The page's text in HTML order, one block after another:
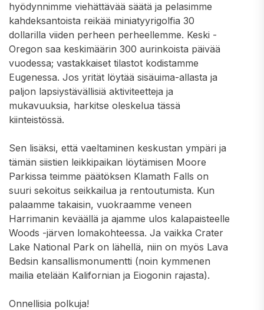
hyödynnimme viehättävää säätä ja pelasimme
kahdeksantoista reikää miniatyyrigolfia 30
dollarilla viiden perheen perheellemme. Keski -
Oregon saa keskimäärin 300 aurinkoista päivää
vuodessa; vastakkaiset tilastot kodistamme
Eugenessa. Jos yrität löytää sisäuima-allasta ja
paljon lapsiystävällisiä aktiviteetteja ja
mukavuuksia, harkitse oleskelua tässä
kiinteistössä.
Sen lisäksi, että vaeltaminen keskustan ympäri ja
tämän siistien leikkipaikan löytämisen Moore
Parkissa teimme päätöksen Klamath Falls on
suuri sekoitus seikkailua ja rentoutumista. Kun
palaamme takaisin, vuokraamme veneen
Harrimanin keväällä ja ajamme ulos kalapaisteelle
Woods -järven lomakohteessa. Ja vaikka Crater
Lake National Park on lähellä, niin on myös Lava
Bedsin kansallismonumentti (noin kymmenen
mailia etelään Kalifornian ja Eiogonin rajasta).
Onnellisia polkuja!